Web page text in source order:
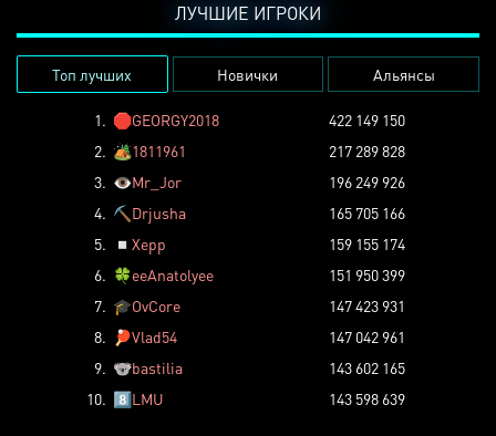
ЛУЧШИЕ ИГРОКИ
Топ лучших Новички Альянсы
1. 🛑GEORGY2018
422 149 150
2. 🏕️1811961
217 289 828
3. 👁️Mr_Jor
196 249 926
4. ⛏️ Drjusha
165 705 166
5.
◽ Xepp
159 155 174
6. 🍀eeAnatolyee
151 950 399
7. 🎓OvCore
147 423 931
8.
🏓Vlad54
147 042 961
9. 🐨bastilia
143 602 165
10. 8️⃣LMU 143 598 639